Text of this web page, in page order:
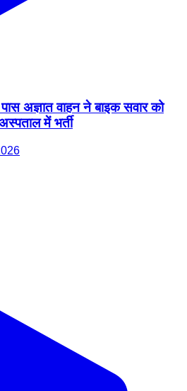
अज्ञात वाहन ने बाइक सवार को
में भर्ती